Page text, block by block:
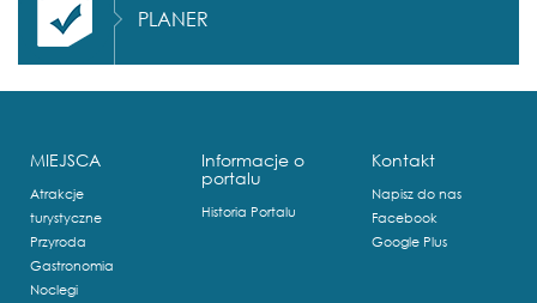
PLANER
MIEJSCA
Atrakcje
turystyczne
Przyroda
Gastronomia
Noclegi
Informacje o
portalu
Historia Portalu
Kontakt
Napisz do nas
Facebook
Google Plus